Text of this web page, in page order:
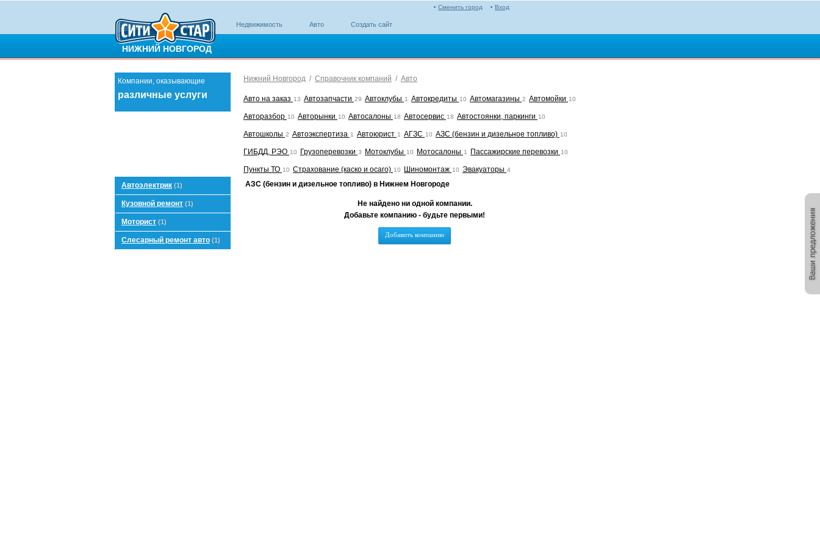
НИЖНИЙ НОВГОРОД
Вход
Сменить город
Недвижимость Авто Создать сайт
Компании, оказывающие
различные услуги
Нижний Новгород / Справочник компаний / Авто
Авто на заказ 13 Автозапчасти 29 Автоклубы 1 Автокредиты 10 Автомагазины 2 Автомойки 10
Авторазбор 10 Авторынки 10 Автосалоны 18 Автосервис 18 Автостоянки, паркинги 10
Автошколы 2 Автоэкспертиза 1 Автоюрист 1 АГЗС 10 АЗС (бензин и дизельное топливо) 10
ГИБДД, РЭО 10 Грузоперевозки 3 Мотоклубы 10 Мотосалоны 1 Пассажирские перевозки 10
Пункты ТО 10 Страхование (каско и осаго) 10 Шиномонтаж 10 Эвакуаторы 4
Автоэлектрик (1)
Кузовной ремонт (1)
Моторист (1)
Слесарный ремонт авто (1)
АЗС (бензин и дизельное топливо) в Нижнем Новгороде
Не найдено ни одной компании.
Добавьте компанию - будьте первыми!
Добавить компанию